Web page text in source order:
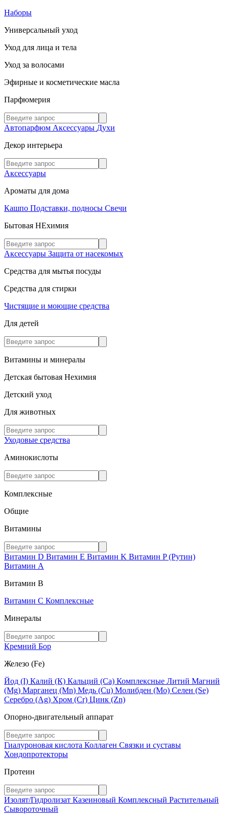
Наборы
Универсальный уход
Уход для лица и тела
Уход за волосами
Эфирные и косметические масла
Парфюмерия
Автопарфюм Аксессуары Духи
Декор интерьера
Аксессуары
Ароматы для дома
Кашпо Подставки, подносы Свечи
Бытовая НЕхимия
Аксессуары Защита от насекомых
Средства для мытья посуды
Средства для стирки
Чистящие и моющие средства
Для детей
Витамины и минералы
Детская бытовая Нехимия
Детский уход
Для животных
Уходовые средства
Аминокислоты
Комплексные
Общие
Витамины
Витамин D Витамин E Витамин K Витамин P (Рутин)
Витамин А
Витамин В
Витамин C Комплексные
Минералы
Кремний Бор
Железо (Fe)
Йод (I) Калий (К) Кальций (Са) Комплексные Литий Магний
(Mg) Марганец (Mn) Медь (Сu) Молибден (Мо) Селен (Se)
Серебро (Ag) Хром (Cr) Цинк (Zn)
Опорно-двигательный аппарат
Гиалуроновая кислота Коллаген Связки и суставы
Хондопротекторы
Протеин
Изолят/Гидролизат Казеиновый Комплексный Растительный
Сывороточный